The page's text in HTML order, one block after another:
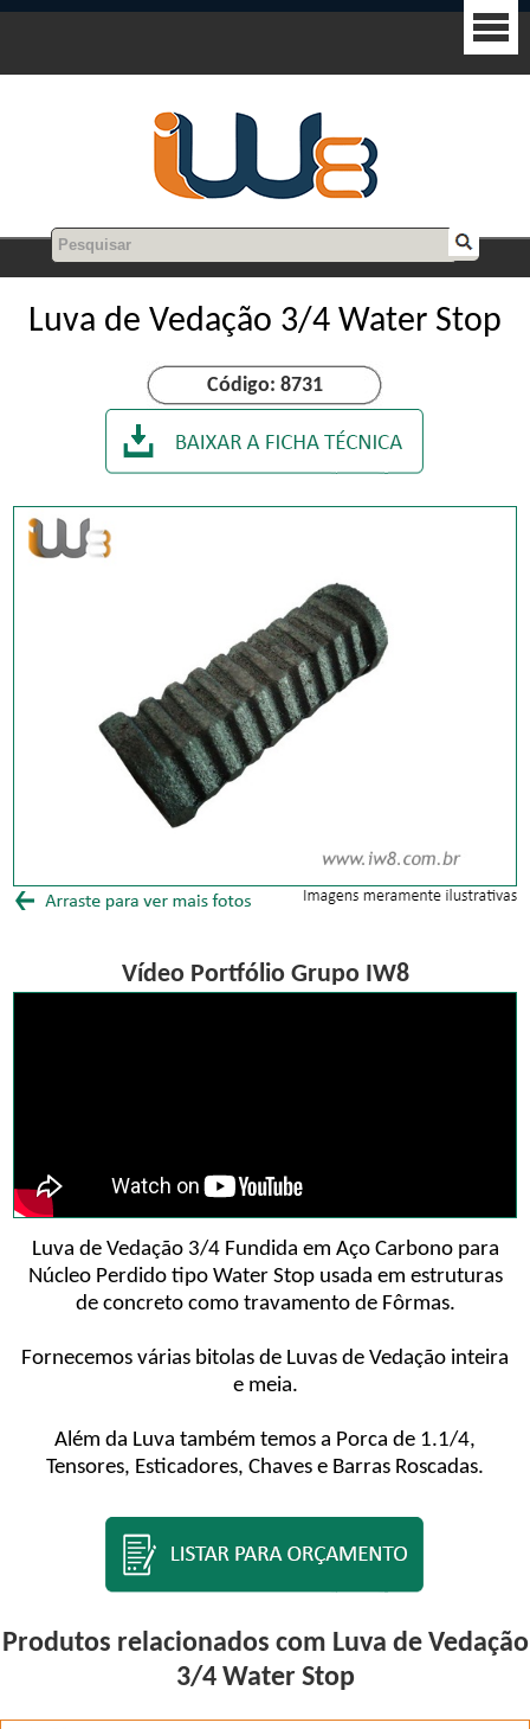
Luva de Vedação 3/4 Water Stop
Código: 8731
Vídeo Portfólio Grupo IW8
Luva de Vedação 3/4 Fundida em Aço Carbono para
Núcleo Perdido tipo Water Stop usada em estruturas
de concreto como travamento de Fôrmas.
Fornecemos várias bitolas de Luvas de Vedação inteira
e meia.
Além da Luva também temos a Porca de 1.1/4,
Tensores, Esticadores, Chaves e Barras Roscadas.
Produtos relacionados com Luva de Vedação
3/4 Water Stop